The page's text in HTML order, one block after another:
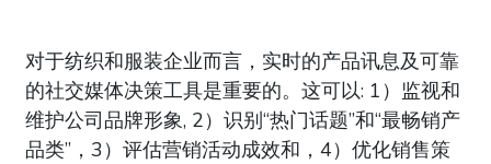
对于纺织和服装企业而言，实时的产品讯息及可靠
的社交媒体决策工具是重要的。这可以: 1）监视和
维护公司品牌形象, 2）识别“热门话题”和“最畅销产
品类”，3）评估营销活动成效和，4）优化销售策